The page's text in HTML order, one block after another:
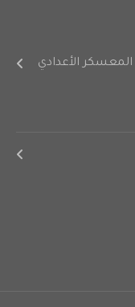
في المعسكر الأعدادي